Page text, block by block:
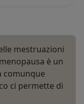
mestruazioni
è un
comunque
ci permette di